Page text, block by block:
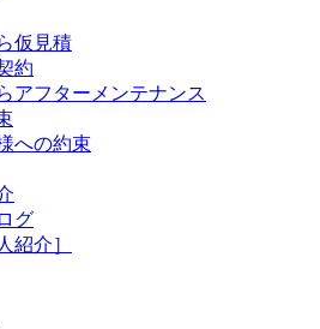
仮見積
約
アフターメンテナンス
への約束
グ
紹介］